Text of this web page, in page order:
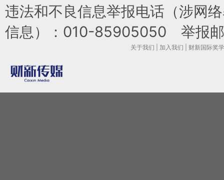
违法和不良信息举报电话（涉网
信息）：010-85905050 举报
关于我们 加入我们 财新国际奖